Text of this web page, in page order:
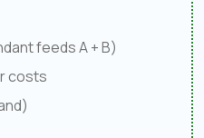
feeds A + B)
costs